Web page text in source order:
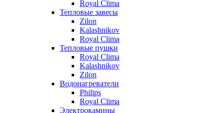
Royal Clima
Тепловые завесы
Zilon
Kalashnikov
Royal Clima
Тепловые пушки
Royal Clima
Kalashnikov
Zilon
Водонагреватели
Philips
Royal Clima
Электрокамины